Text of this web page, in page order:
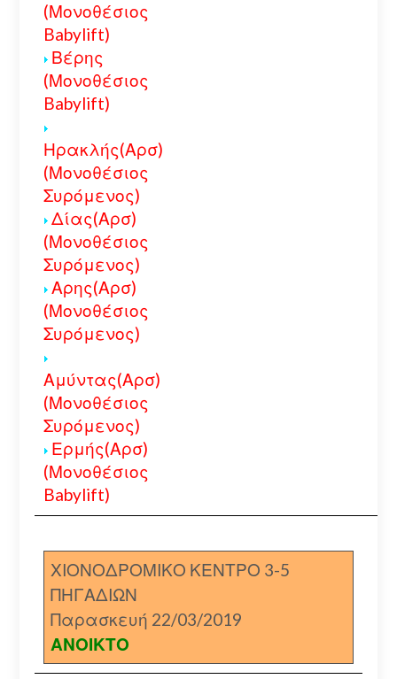
(Μονοθέσιος
Babylift)
Βέρης
(Μονοθέσιος
Babylift)
Ηρακλής(Αρσ)
(Μονοθέσιος
Συρόμενος)
Δίας(Αρσ)
(Μονοθέσιος
Συρόμενος)
Αρης(Αρσ)
(Μονοθέσιος
Συρόμενος)
Αμύντας(Αρσ)
(Μονοθέσιος
Συρόμενος)
Ερμής(Αρσ)
(Μονοθέσιος
Babylift)
ΧΙΟΝΟΔΡΟΜΙΚΟ ΚΕΝΤΡΟ 3-5
ΠΗΓΑΔΙΩΝ
Παρασκευή 22/03/2019
ΑΝΟΙΚΤΟ